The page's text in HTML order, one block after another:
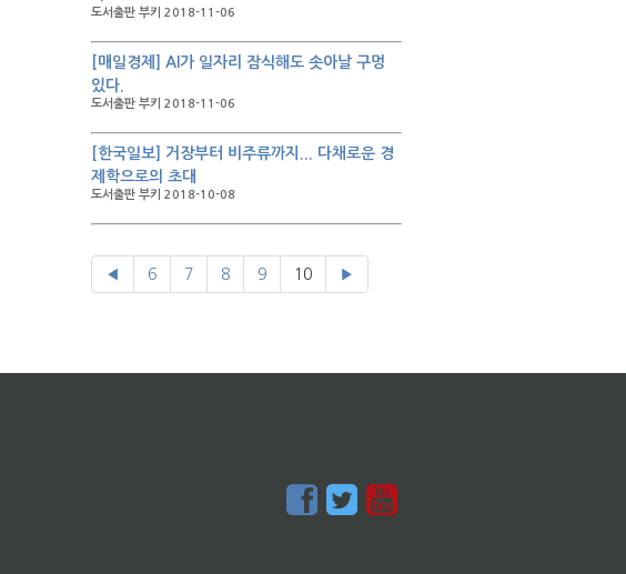
도서출판 부키 2018-11-06
[매일경제] AI가 일자리 잠식해도 솟아날 구멍
있다.
도서출판 부키 2018-11-06
[한국일보] 거장부터 비주류까지... 다채로운 경
제학으로의 초대
도서출판 부키 2018-10-08
◀ 6 7 8 9 10 ▶